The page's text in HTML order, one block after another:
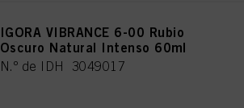
IGORA VIBRANCE 6-00 Rubio
Oscuro Natural Intenso 60ml
N.º de IDH 3049017